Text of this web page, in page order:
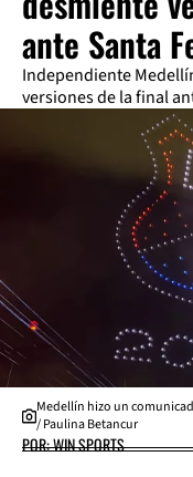
ante Santa
Independiente
versiones de la final
Medellín hizo un
/ Paulina Betancur
POR: WIN SPORTS